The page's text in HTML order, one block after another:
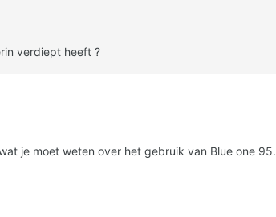
verdiept heeft ?
je moet weten over het gebruik van Blue one 95.